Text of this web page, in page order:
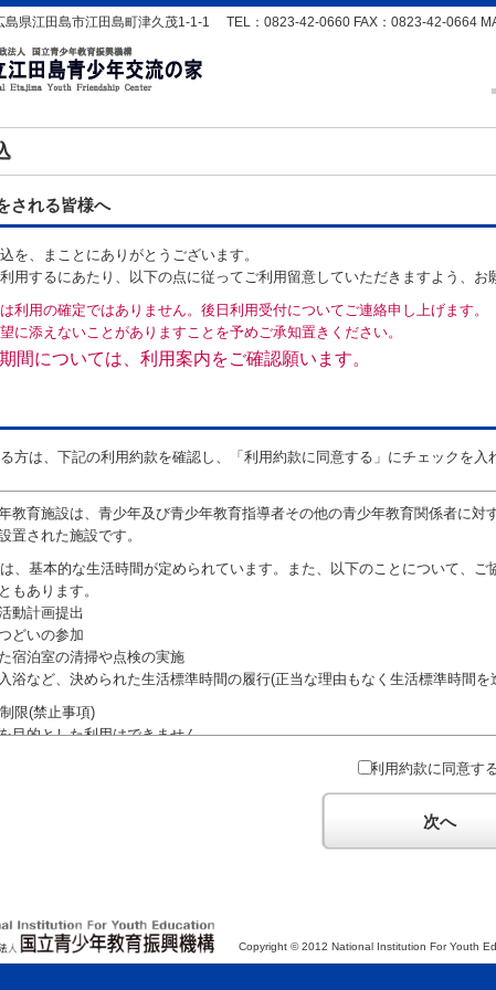
島県江田島市江田島町津久茂1-1-1 TEL：0823-42-0660 FAX：0823-42-0664
される皆様へ
を、まことにありがとうございます。
用するにあたり、以下の点に従ってご利用留意していただきますよう、お
利用の確定ではありません。後日利用受付についてご連絡申し上げます。
に添えないことがありますことを予めご承知置きください。
間については、利用案内をご確認願います。
方は、下記の利用約款を確認し、「利用約款に同意する」にチェックを入
教育施設は、青少年及び青少年教育指導者その他の青少年教育関係者に
置された施設です。
、基本的な生活時間が定められています。また、以下のことについて、
もあります。
動計画提出
どいの参加
宿泊室の清掃や点検の実施
浴など、決められた生活標準時間の履行(正当な理由もなく生活標準時間
限(禁止事項)
目的とした利用はできません。
党を支持、またはこれに反対するための政治教育その他の政治的活動を目的
教を支持、またはこれに反対するための宗教教育その他の宗教的活動を目
誘活動を行ったり、自らの団体の活動をアピールする活動等)
際しては、本約款や定められた決まりやマナーを守るとともに、他の利用団
利用約款に同意す
次へ
Copyright © 2012 National Institution For Youth